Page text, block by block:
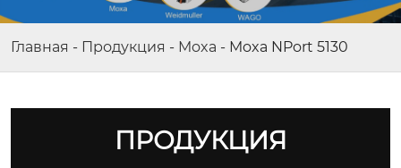
Главная - Продукция - Moxa - Moxa NPort 5130
ПРОДУКЦИЯ